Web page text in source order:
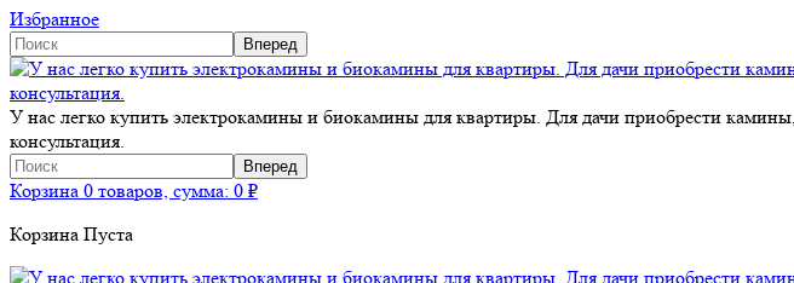
Избранное
У нас легко купить электрокамины и биокамины для квартиры. Для дачи приобрести
консультация.
Корзина 0 товаров, сумма: 0 ₽
Корзина Пуста